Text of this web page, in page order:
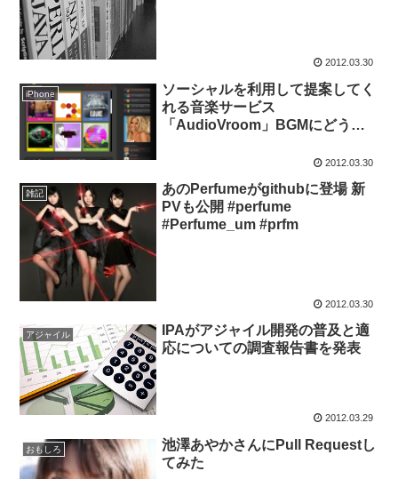
2012.03.30
iPhone
ソーシャルを利用して提案してく
れる音楽サービス
「AudioVroom」BGMにどう
2012.03.30
雑記
あのPerfumeがgithubに登場 新
PVも公開 #perfume
#Perfume_um #prfm
2012.03.30
アジャイル
IPAがアジャイル開発の普及と適
応についての調査報告書を発表
2012.03.29
おもしろ
池澤あやかさんにPull Requestし
てみた